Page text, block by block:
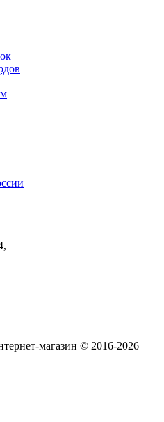
магазин © 2016-2026